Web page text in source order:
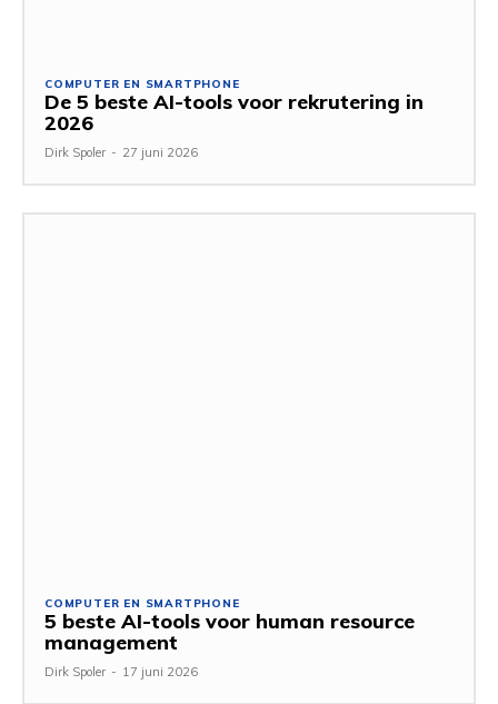
COMPUTER EN SMARTPHONE
De 5 beste AI-tools voor rekrutering in
2026
Dirk Spoler - 27 juni 2026
COMPUTER EN SMARTPHONE
5 beste AI-tools voor human resource
management
Dirk Spoler - 17 juni 2026